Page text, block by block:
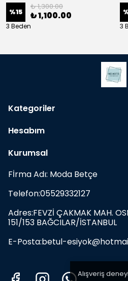
Alışveriş
%15
₺ 1,300.00
₺ 1,100.00
3 Beden 3
Kategoriler
Hesabım
Kurumsal
Fİrma Adı: Moda Betçe
Telefon:05529332127
Adres:FEVZİ ÇAKMAK MAH.
151/153 BAĞCILAR/İSTANBUL
E-Posta:betul-